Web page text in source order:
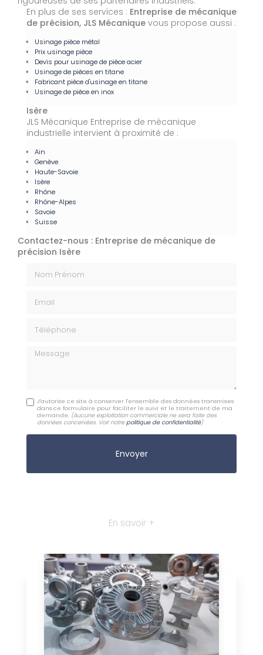
En plus de ses services : Entreprise de mécanique
de précision, JLS Mécanique vous propose aussi :
Usinage pièce métal
Prix usinage pièce
Devis pour usinage de pièce acier
Usinage de pièces en titane
Fabricant pièce d'usinage en titane
Usinage de pièce en inox
Isère
JLS Mécanique Entreprise de mécanique
industrielle intervient à proximité de :
Ain
Genève
Haute-Savoie
Isère
Rhône
Rhône-Alpes
Savoie
Suisse
Contactez-nous : Entreprise de mécanique de
précision Isère
Message
J'autorise ce site à conserver l'ensemble des données transmises
dans ce formulaire pour faciliter le suivi et le traitement de ma
demande. (Aucune exploitation commerciale ne sera faite des
données concervées. Voir notrepolitique de confidentialité)
En savoir +